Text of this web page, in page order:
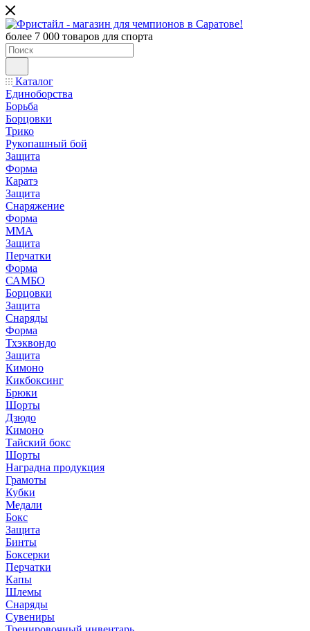
более 7 000 товаров для спорта
Каталог
Единоборства
Борьба
Борцовки
Трико
Рукопашный бой
Защита
Форма
Каратэ
Защита
Снаряжение
Форма
ММА
Защита
Перчатки
Форма
САМБО
Борцовки
Защита
Снаряды
Форма
Тхэквондо
Защита
Кимоно
Кикбоксинг
Брюки
Шорты
Дзюдо
Кимоно
Тайский бокс
Шорты
Наградна продукция
Грамоты
Кубки
Медали
Бокс
Защита
Бинты
Боксерки
Перчатки
Капы
Шлемы
Снаряды
Сувениры